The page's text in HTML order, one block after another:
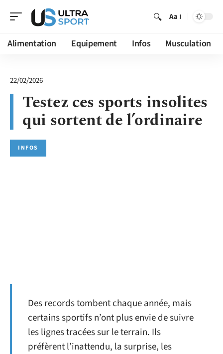
Aa
Alimentation Equipement Infos Musculation
22/02/2026
Testez ces sports insolites
qui sortent de l’ordinaire
INFOS
Des records tombent chaque année, mais
certains sportifs n’ont plus envie de suivre
les lignes tracées sur le terrain. Ils
préfèrent l’inattendu, la surprise, les